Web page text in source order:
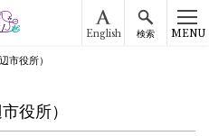
English 検索 MENU
市役所）
役所）